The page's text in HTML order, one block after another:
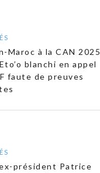
Maroc à la CAN 2025
blanchi en appel
faute de preuves
président Patrice